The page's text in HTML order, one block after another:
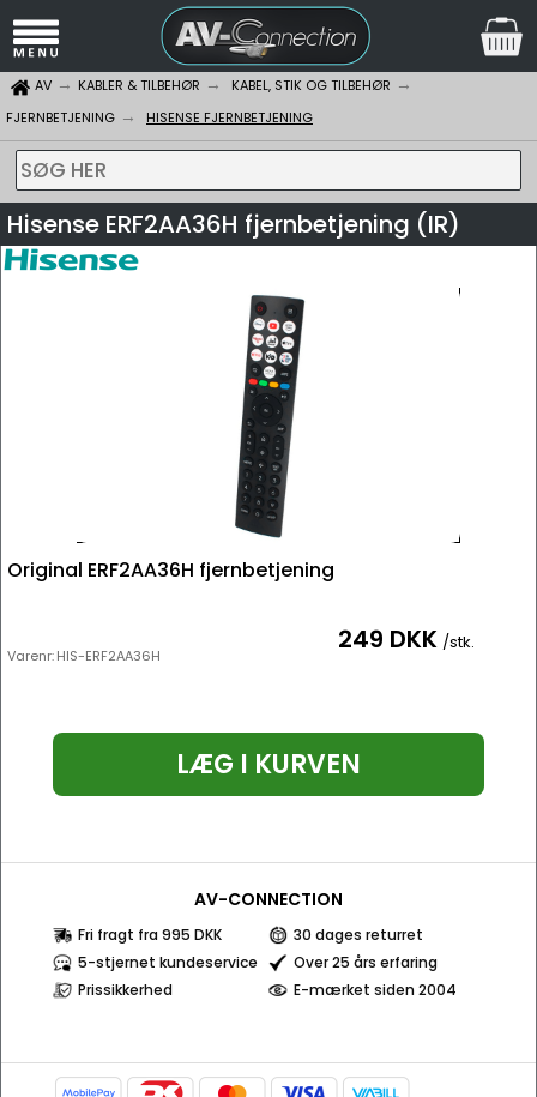
AV KABLER & TILBEHØR
KABEL, STIK OG TILBEHØR
FJERNBETJENING
HISENSE FJERNBETJENING
SØG HER
Hisense ERF2AA36H fjernbetjening (IR)
Original ERF2AA36H fjernbetjening
Varenr:HIS-ERF2AA36H 249 DKK /stk.
LÆG I KURVEN
AV-CONNECTION
Fri fragt fra 995 DKK
30 dages returret
5-stjernet kundeservice
Over 25 års erfaring
Prissikkerhed
E-mærket siden 2004